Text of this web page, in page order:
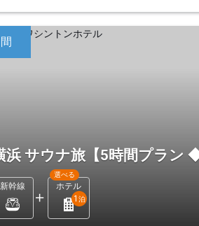
浜 サウナ旅【5時間プラン
新幹線 ホテル
選べる
1 泊